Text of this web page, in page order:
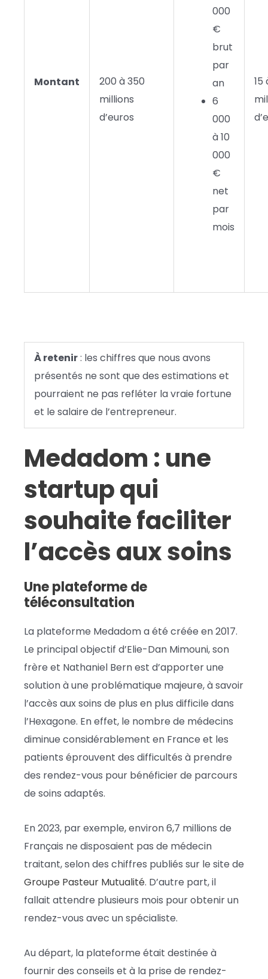
Montant
200 à 350
millions
d’euros
000
€
brut
par
an
6
000
à 10
000
€
net
par
mois
15
À retenir: les chiffres que nous avons
présentés ne sont que des estimations et
pourraient ne pas refléter la vraie fortune
et le salaire de l’entrepreneur.
Medadom : une
startup qui
souhaite faciliter
l’accès aux soins
Une plateforme de
téléconsultation
La plateforme Medadom a été créée en 2017.
Le principal objectif d’Elie-Dan Mimouni, son
frère et Nathaniel Bern est d’apporter une
solution à une problématique majeure, à savoir
l’accès aux soins de plus en plus difficile dans
l’Hexagone. En effet, le nombre de médecins
diminue considérablement en France et les
patients éprouvent des difficultés à prendre
des rendez-vous pour bénéficier de parcours
de soins adaptés.
En 2023, par exemple, environ 6,7 millions de
Français ne disposaient pas de médecin
traitant, selon des chiffres publiés sur le site de
Groupe Pasteur Mutualité. D’autre part, il
fallait attendre plusieurs mois pour obtenir un
rendez-vous avec un spécialiste.
Au départ, la plateforme était destinée à
fournir des conseils et à la prise de rendez-